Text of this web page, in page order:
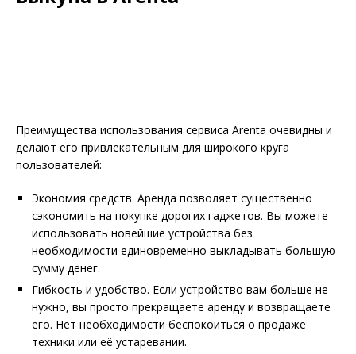
Преимущества использования сервиса Arenta очевидны и
делают его привлекательным для широкого круга
пользователей:
Экономия средств. Аренда позволяет существенно
сэкономить на покупке дорогих гаджетов. Вы можете
использовать новейшие устройства без
необходимости единовременно выкладывать большую
сумму денег.
Гибкость и удобство. Если устройство вам больше не
нужно, вы просто прекращаете аренду и возвращаете
его. Нет необходимости беспокоиться о продаже
техники или её устаревании.